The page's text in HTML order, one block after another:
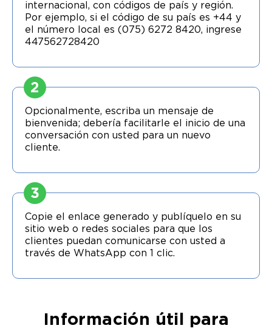
internacional, con códigos de país y región.
Por ejemplo, si el código de su país es +44 y
el número local es (075) 6272 8420, ingrese
447562728420
2
Opcionalmente, escriba un mensaje de
bienvenida; debería facilitarle el inicio de una
conversación con usted para un nuevo
cliente.
3
Copie el enlace generado y publíquelo en su
sitio web o redes sociales para que los
clientes puedan comunicarse con usted a
través de WhatsApp con 1 clic.
Información útil para